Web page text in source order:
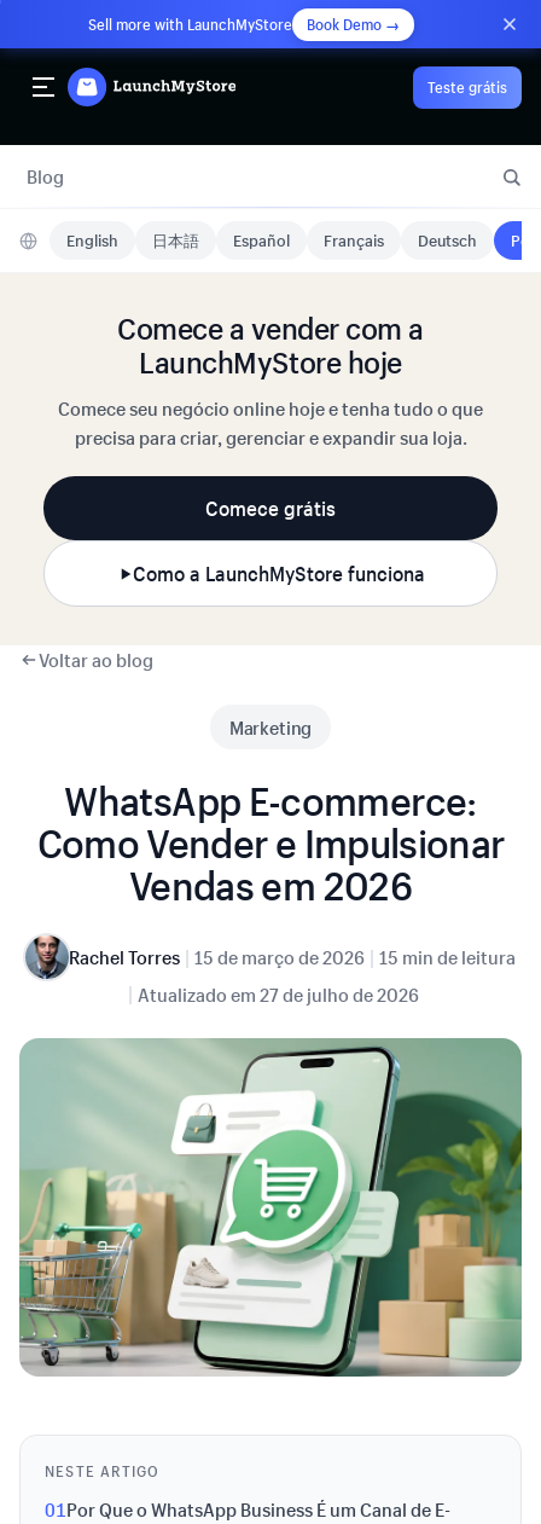
Sell more with LaunchMyStore Book Demo →
Teste grátis
Blog
English 日本語 Español Français Deutsch
Comece a vender com a
LaunchMyStore hoje
Comece seu negócio online hoje e tenha tudo o que
precisa para criar, gerenciar e expandir sua loja.
Comece grátis
Como a LaunchMyStore funciona
Voltar ao blog
Marketing
WhatsApp E-commerce:
Como Vender e Impulsionar
Vendas em 2026
Rachel Torres | 15 de março de 2026 | 15 min de leitura
| Atualizado em 27 de julho de 2026
NESTE ARTIGO
01Por Que o WhatsApp Business É um Canal de E-